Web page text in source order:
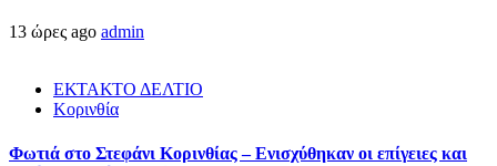
13 ώρες ago admin
ΕΚΤΑΚΤΟ ΔΕΛΤΙΟ
Κορινθία
Φωτιά στο Στεφάνι Κορινθίας – Ενισχύθηκαν οι επίγειες και